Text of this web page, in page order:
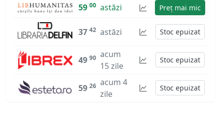
59 00 astăzi Preț mai mic
37 42 astăzi Stoc epuizat
49 90 acum
15 zile
Stoc epuizat
59 26 acum 4
zile
Stoc epuizat